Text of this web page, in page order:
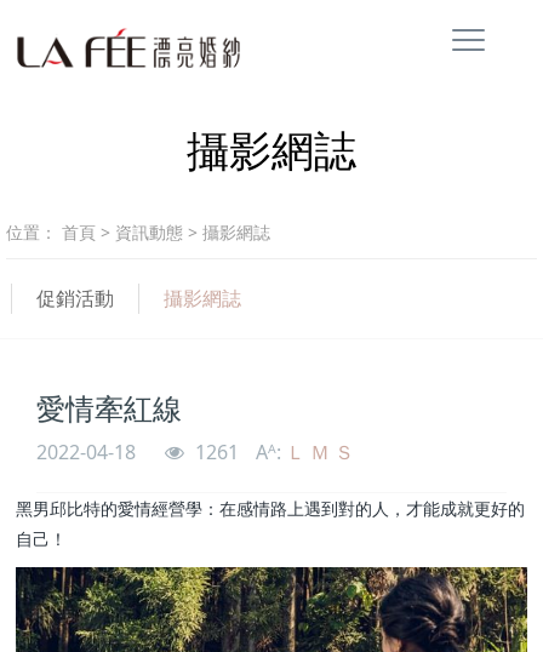
攝影網誌
位置： 首頁 > 資訊動態 > 攝影網誌
促銷活動 攝影網誌
愛情牽紅線
2022-04-18 1261 Aᴬ: Ｌ Ｍ Ｓ
黑男邱比特的愛情經營學：在感情路上遇到對的人，才能成就更好的
自己！